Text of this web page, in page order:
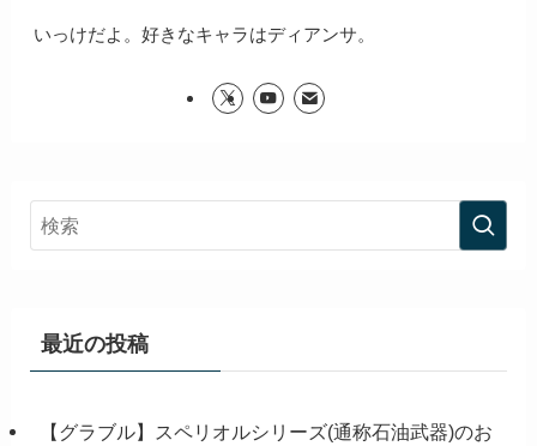
いっけだよ。好きなキャラはディアンサ。
最近の投稿
【グラブル】スペリオルシリーズ(通称石油武器)のお